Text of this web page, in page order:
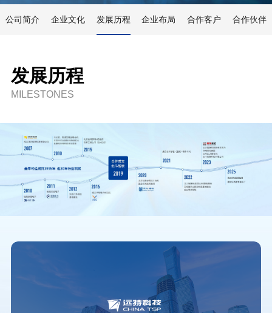
公司简介 企业文化 发展历程 企业布局 合作客户 合作伙伴
发展历程
MILESTONES